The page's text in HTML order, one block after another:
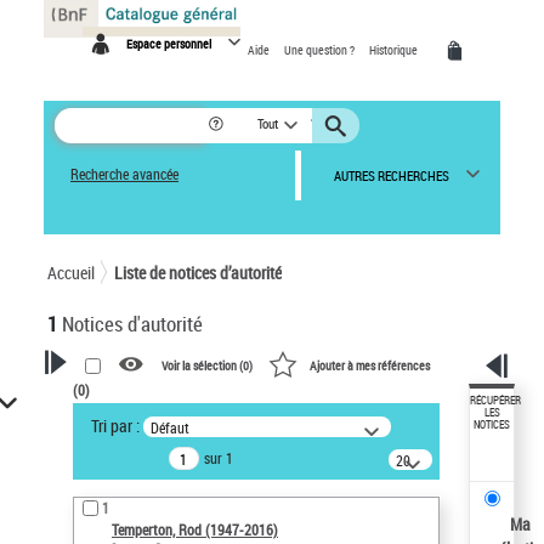
Espace personnel Aide Une question ? Historique
Tout
Recherche avancée AUTRES RECHERCHES
Accueil Liste de notices d’autorité
1 Notices d'autorité
VOTRE RECHERCHE
Recherche avancée dans les
notices d’autorité
Œuvres liées à l'auteur :
Temperton, Rod (1947-2016)
Voir la sélection (0) Ajouter à mes références
(0)
Tri par : Défaut
sur 1
20
résultats/page
1
Temperton, Rod (1947-2016)
RÉCUPÉRER
LES
NOTICES
Ma
Panneau de gestion des cookies